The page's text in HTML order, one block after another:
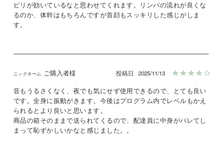
ピリが効いているなと思わせてくれます。リンパの流れが良くな
るのか、体幹はもちろんですが首顔もスッキリした感じがしま
す。
ご購入者様 投稿日 2025/11/13
音もうるさくなく、夜でも気にせず使用できるので、とても良い
です。全身に振動がきます。今後はプログラム内でレベルもかえ
られるとより良いと思います。
商品の箱そのままで送られてくるので、配達員に中身がバレてし
まって恥ずかしいかなと感じました。。